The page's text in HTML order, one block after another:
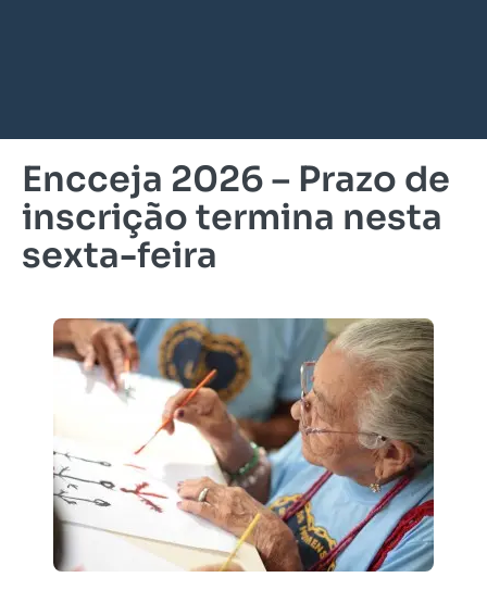
Encceja 2026 – Prazo de
inscrição termina nesta
sexta-feira